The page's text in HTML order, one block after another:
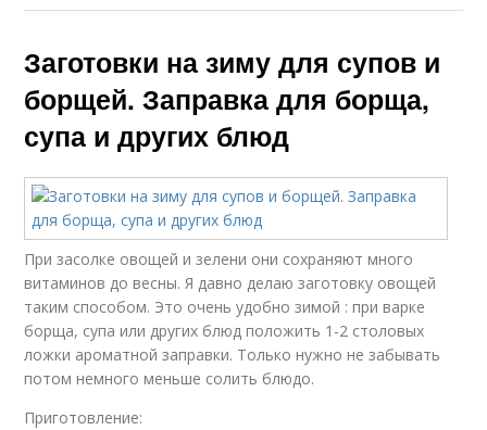
Заготовки на зиму для супов и
борщей. Заправка для борща,
супа и других блюд
При засолке овощей и зелени они сохраняют много
витаминов до весны. Я давно делаю заготовку овощей
таким способом. Это очень удобно зимой : при варке
борща, супа или других блюд положить 1-2 столовых
ложки ароматной заправки. Только нужно не забывать
потом немного меньше солить блюдо.
Приготовление: